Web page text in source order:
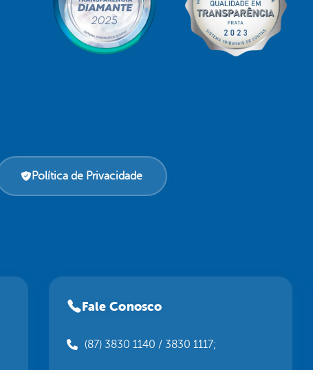
Política de Privacidade
Fale Conosco
(87) 3830 1140 / 3830 1117;